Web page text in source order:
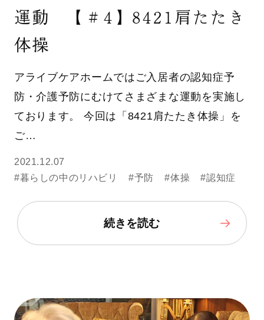
運動 【＃4】8421肩たたき
体操
アライブケアホームではご入居者の認知症予
防・介護予防にむけてさまざまな運動を実施し
ております。 今回は「8421肩たたき体操」を
ご…
2021.12.07
#暮らしの中のリハビリ
#予防 #体操 #認知症
続きを読む